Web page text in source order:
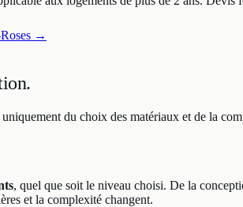
→
du choix des matériaux et de la
, quel que soit le niveau choisi. De la
et la complexité changent.